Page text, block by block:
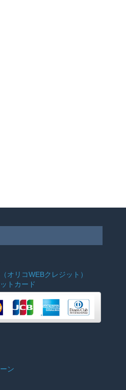
（オリコWEBクレジット）
トカード
ン